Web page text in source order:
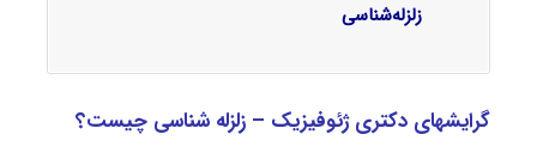
زلزله‌شناسی
گرایشهای دکتری ژئوفیزیک – زلزله‌ شناسی چیست؟